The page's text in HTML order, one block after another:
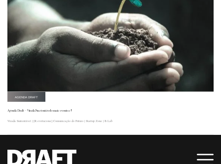
AGENDA DRAFT
Agenda Draft – Virada Sustentável e mais eventos!
Virada Sustentável | [R:evolucione] Comunicação do Futuro | Startup Zone | B.Lab